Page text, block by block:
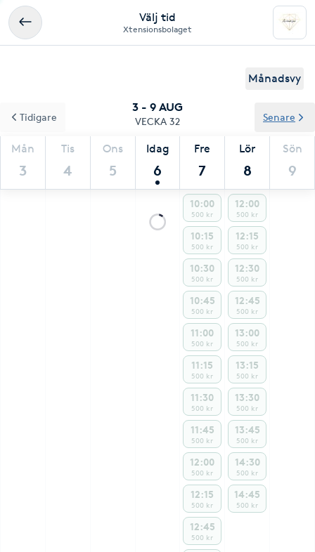
Välj tid
Xtensionsbolaget
Månadsvy
3 - 9 AUG
VECKA 32
Mån
3
Tis
4
Ons
5
Idag
6
Fre
7
Lör
8
Sön
9
Tidigare Senare
10:00
500 kr
10:15
500 kr
10:30
500 kr
10:45
500 kr
11:00
500 kr
11:15
500 kr
11:30
500 kr
11:45
500 kr
12:00
500 kr
12:15
500 kr
12:45
500 kr
12:00
500 kr
12:15
500 kr
12:30
500 kr
12:45
500 kr
13:00
500 kr
13:15
500 kr
13:30
500 kr
13:45
500 kr
14:30
500 kr
14:45
500 kr